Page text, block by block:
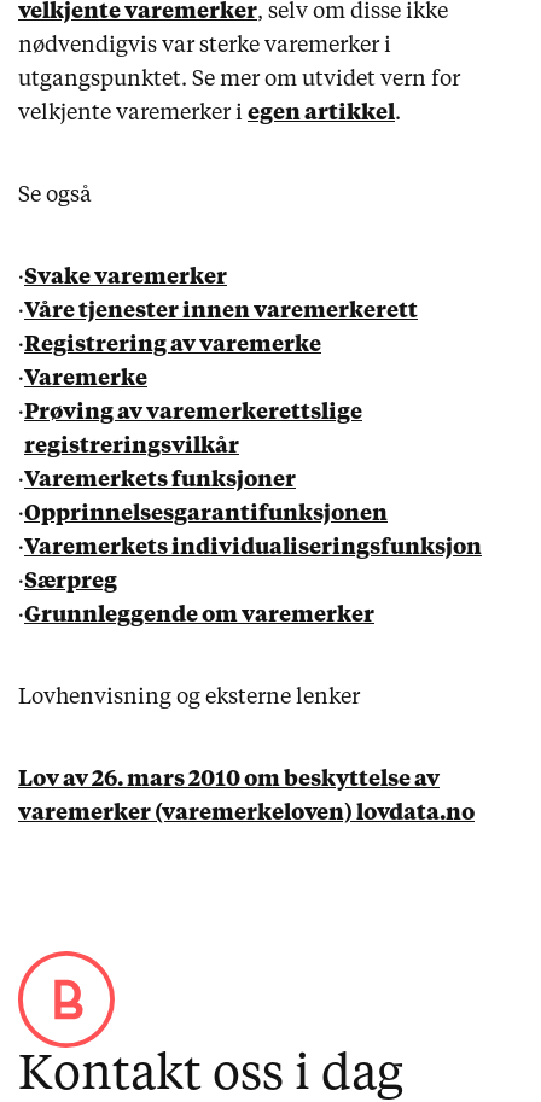
velkjente varemerker, selv om disse ikke
nødvendigvis var sterke varemerker i
utgangspunktet. Se mer om utvidet vern for
velkjente varemerker i egen artikkel.
Se også
·Svake varemerker
·Våre tjenester innen varemerkerett
·Registrering av varemerke
·Varemerke
·Prøving av varemerkerettslige
registreringsvilkår
·Varemerkets funksjoner
·Opprinnelsesgarantifunksjonen
·Varemerkets individualiseringsfunksjon
·Særpreg
·Grunnleggende om varemerker
Lovhenvisning og eksterne lenker
Lov av 26. mars 2010 om beskyttelse av
varemerker (varemerkeloven) lovdata.no
Kontakt oss i dag